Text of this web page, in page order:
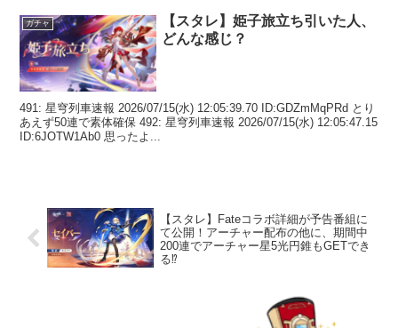
ガチャ
【スタレ】姫子旅立ち引いた人、
どんな感じ？
491: 星穹列車速報 2026/07/15(水) 12:05:39.70 ID:GDZmMqPRd とり
あえず50連で素体確保 492: 星穹列車速報 2026/07/15(水) 12:05:47.15
ID:6JOTW1Ab0 思ったよ...
【スタレ】Fateコラボ詳細が予告番組に
て公開！アーチャー配布の他に、期間中
200連でアーチャー星5光円錐もGETでき
る⁉